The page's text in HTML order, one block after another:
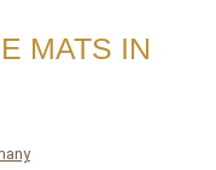
MATS IN